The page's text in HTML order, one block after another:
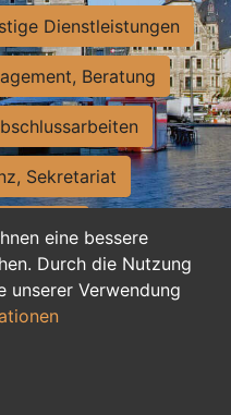
eine bessere
Durch die Nutzung
unserer Verwendung
Dienstleistungen
Beratung
Sekretariat
Ausbildung